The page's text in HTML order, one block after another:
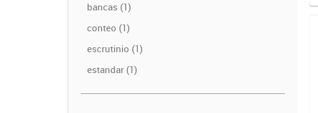
bancas (1)
conteo (1)
escrutinio (1)
estandar (1)